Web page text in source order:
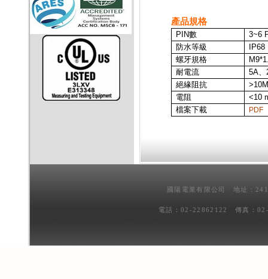
產品規格
PIN數 3~6
防水等級
IP68
螺牙規格
耐電流
5A、
絕緣阻抗
電阻
<10
檔案下載
PDF
國陽電業有限公司 地址：
電話：02-22862122 傳真：